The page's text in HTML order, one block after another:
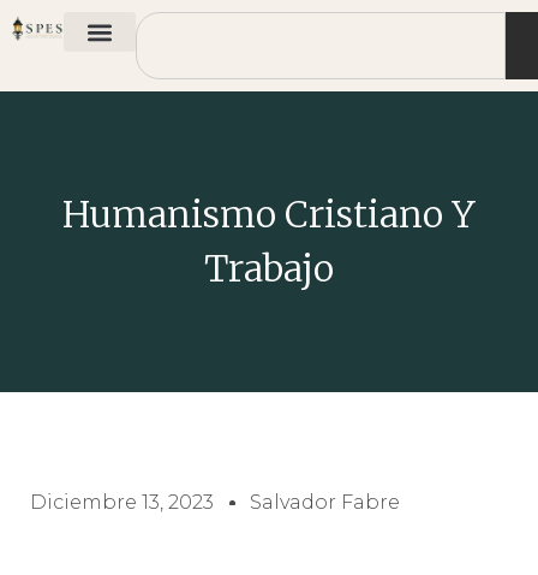
Humanismo Cristiano Y
Trabajo
Diciembre 13, 2023 Salvador Fabre